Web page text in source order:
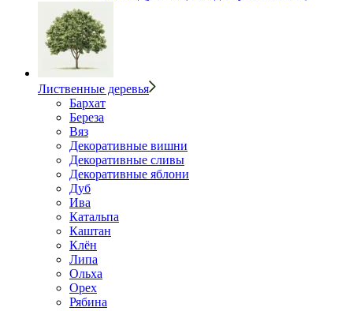
Лиственные деревья
Бархат
Береза
Вяз
Декоративные вишни
Декоративные сливы
Декоративные яблони
Дуб
Ива
Катальпа
Каштан
Клён
Липа
Ольха
Орех
Рябина